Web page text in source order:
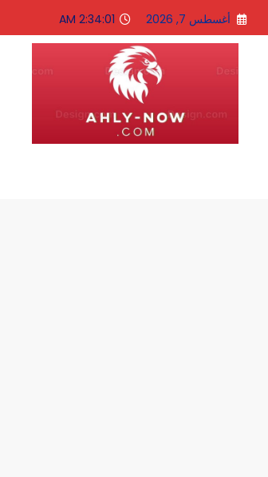
التجاوز
المحتوى
أغسطس 7, 2026 2:34:02 AM